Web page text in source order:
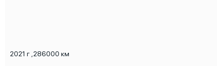
2021 г 286000 км